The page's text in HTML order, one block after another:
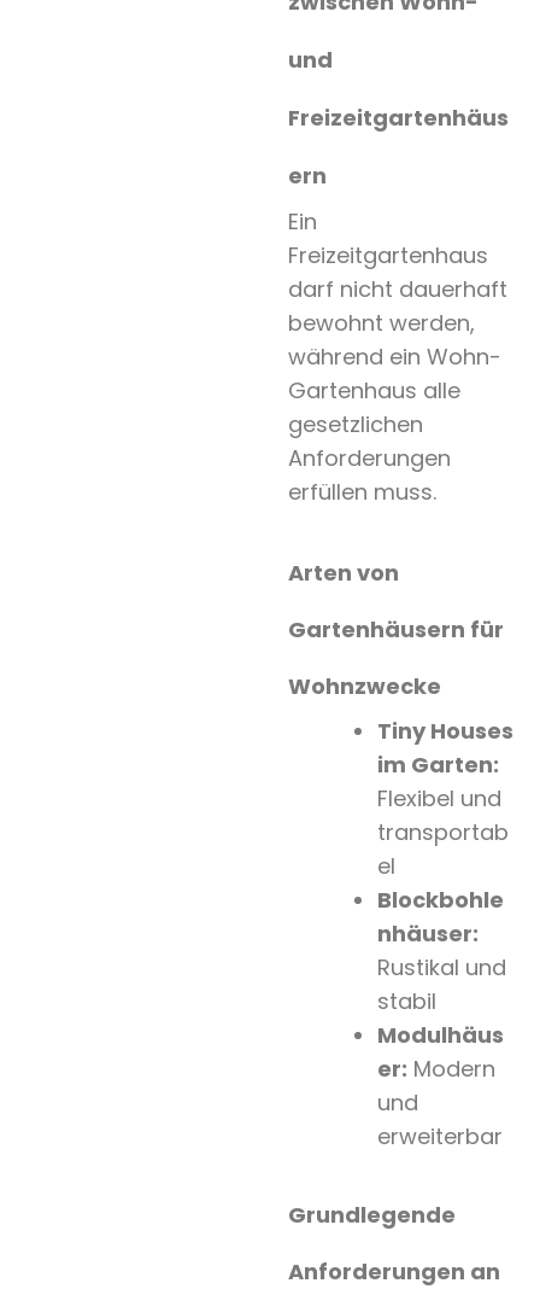
und
Freizeitgartenhäus
ern
Ein
Freizeitgartenhaus
darf nicht dauerhaft
bewohnt werden,
während ein Wohn-
Gartenhaus alle
gesetzlichen
Anforderungen
erfüllen muss.
Arten von
Gartenhäusern für
Wohnzwecke
Tiny Houses
im Garten:
Flexibel und
transportab
el
Blockbohle
nhäuser:
Rustikal und
stabil
Modulhäus
er: Modern
und
erweiterbar
Grundlegende
Anforderungen an